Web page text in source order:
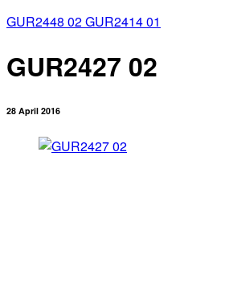
GUR2448 02GUR2414 01
GUR2427 02
28 April 2016